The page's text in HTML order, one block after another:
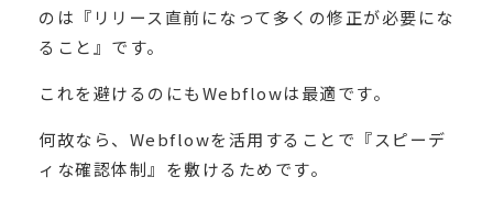
のは『リリース直前になって多くの修正が必要にな
ること』です。
これを避けるのにもWebflowは最適です。
何故なら、Webflowを活用することで『スピーデ
ィな確認体制』を敷けるためです。